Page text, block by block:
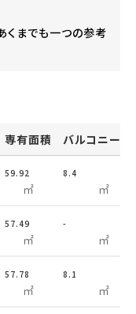
くまでも一つの参考
専有面積 バルコニー面
59.92
㎡
8.4
㎡
57.49
㎡
-
㎡
57.78
㎡
8.1
㎡